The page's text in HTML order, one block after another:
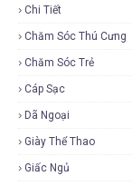
Chi Tiết
Chăm Sóc Thú Cưng
Chăm Sóc Trẻ
Cáp Sạc
Dã Ngoại
Giày Thể Thao
Giấc Ngủ